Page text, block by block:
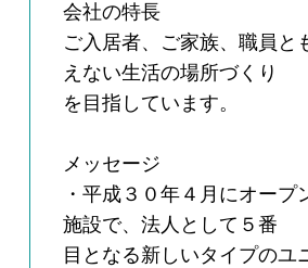
会社の特長
ご入居者、ご家族、職員と
えない生活の場所づくり
を目指しています。
メッセージ
・平成３０年４月にオープ
施設で、法人として５番
目となる新しいタイプのユ